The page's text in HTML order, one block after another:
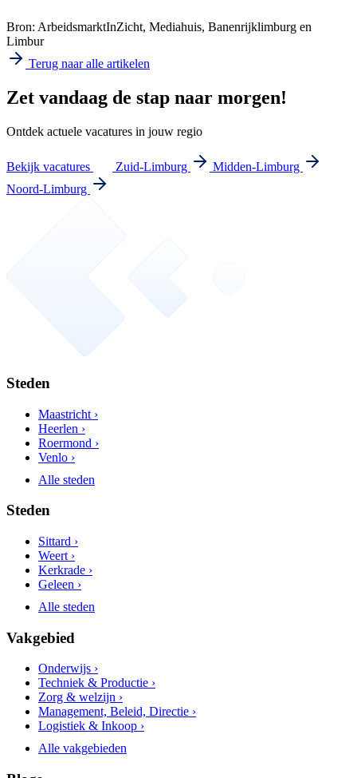
Bron: ArbeidsmarktInZicht, Mediahuis, Banenrijklimburg en
Limbur
Terug naar alle artikelen
Zet vandaag de stap naar morgen!
Ontdek actuele vacatures in jouw regio
Bekijk vacatures Zuid-Limburg
Midden-Limburg
Noord-Limburg
Steden
Maastricht ›
Heerlen ›
Roermond ›
Venlo ›
Alle steden
Steden
Sittard ›
Weert ›
Kerkrade ›
Geleen ›
Alle steden
Vakgebied
Onderwijs ›
Techniek & Productie ›
Zorg & welzijn ›
Management, Beleid, Directie ›
Logistiek & Inkoop ›
Alle vakgebieden